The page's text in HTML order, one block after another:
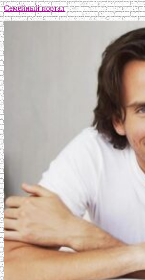
Семейный портал